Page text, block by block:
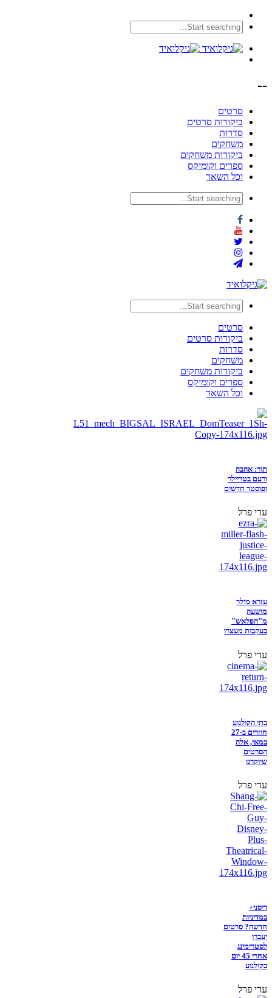
--
סרטים
ביקורות סרטים
סדרות
משחקים
ביקורות משחקים
ספרים וקומיקס
וכל השאר
סרטים
ביקורות סרטים
סדרות
משחקים
ביקורות משחקים
ספרים וקומיקס
וכל השאר
תור: אהבה
ורעם בטריילר
ופוסטר חדשים
עדי פרל
עזרא מילר
מושעה
מ"הפלאש"
בעקבות מעצרו
עדי פרל
בתי הקולנוע
חוזרים ב-27
במאי, אלה
הסרטים
שיוקרנו
עדי פרל
דיסני+
במדיניות
חדשה? סרטים
יעברו
לסטרימינג
אחרי 45 יום
בקולנוע
עדי פרל